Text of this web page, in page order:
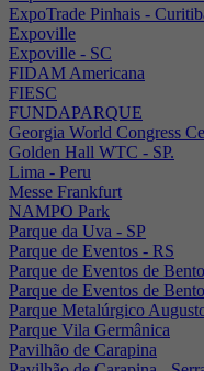
ExpoTrade Pinhais -
Expoville
Expoville - SC
FIDAM Americana
FIESC
FUNDAPARQUE
Georgia World Congress
Golden Hall WTC - SP.
Lima - Peru
Messe Frankfurt
NAMPO Park
Parque da Uva - SP
Parque de Eventos - RS
Parque de Eventos de
Parque de Eventos de
Parque Metalúrgico
Parque Vila Germânica
Pavilhão de Carapina